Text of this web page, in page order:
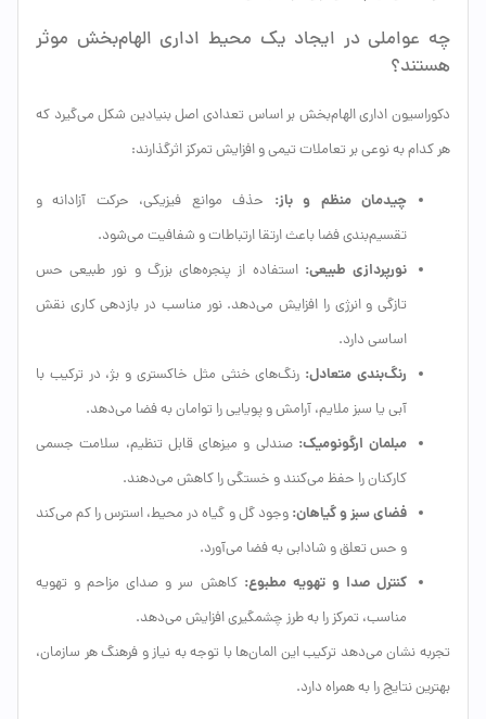
چه عواملی در ایجاد یک محیط اداری الهام‌بخش موثر
هستند؟
دکوراسیون اداری الهام‌بخش بر اساس تعدادی اصل بنیادین شکل می‌گیرد که
هر کدام به نوعی بر تعاملات تیمی و افزایش تمرکز اثرگذارند:
چیدمان منظم و باز: حذف موانع فیزیکی، حرکت آزادانه و
تقسیم‌بندی فضا باعث ارتقا ارتباطات و شفافیت می‌شود.
نورپردازی طبیعی: استفاده از پنجره‌های بزرگ و نور طبیعی حس
تازگی و انرژی را افزایش می‌دهد. نور مناسب در بازدهی کاری نقش
اساسی دارد.
رنگ‌بندی متعادل: رنگ‌های خنثی مثل خاکستری و بژ، در ترکیب با
آبی یا سبز ملایم، آرامش و پویایی را توامان به فضا می‌دهد.
مبلمان ارگونومیک: صندلی و میزهای قابل تنظیم، سلامت جسمی
کارکنان را حفظ می‌کنند و خستگی را کاهش می‌دهند.
فضای سبز و گیاهان: وجود گل و گیاه در محیط، استرس را کم می‌کند
و حس تعلق و شادابی به فضا می‌آورد.
کنترل صدا و تهویه مطبوع: کاهش سر و صدای مزاحم و تهویه
مناسب، تمرکز را به طرز چشمگیری افزایش می‌دهد.
تجربه نشان می‌دهد ترکیب این المان‌ها با توجه به نیاز و فرهنگ هر سازمان،
بهترین نتایج را به همراه دارد.